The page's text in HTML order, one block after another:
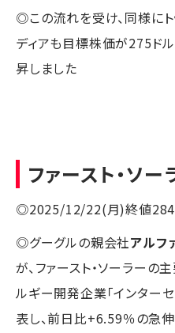
◎この流れを受け、同様に
ディアも目標株価が275ド
昇しました
ファースト・ソー
◎2025/12/22(月)終値
◎グーグルの親会社アルフ
が、ファースト・ソーラー
ルギー開発企業「インター
表し、前日比+6.59％の急